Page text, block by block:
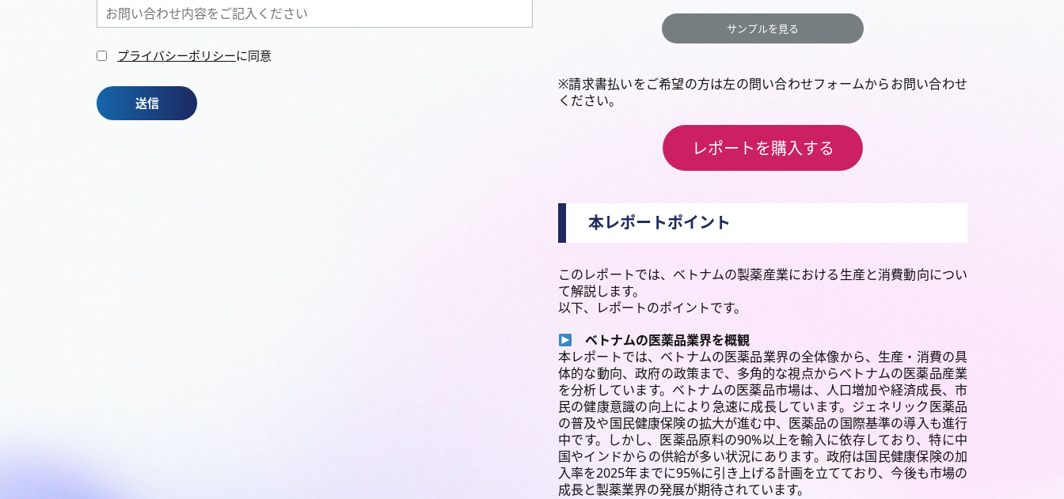
サンプルを見る
※請求書払いをご希望の方は左の問い合わせフォームからお問い合わせ
ください。
レポートを購入する
本レポートポイント
このレポートでは、ベトナムの製薬産業における生産と消費動向につい
て解説します。
以下、レポートのポイントです。
ベトナムの医薬品業界を概観
本レポートでは、ベトナムの医薬品業界の全体像から、生産・消費の具
体的な動向、政府の政策まで、多角的な視点からベトナムの医薬品産業
を分析しています。ベトナムの医薬品市場は、人口増加や経済成長、市
民の健康意識の向上により急速に成長しています。ジェネリック医薬品
の普及や国民健康保険の拡大が進む中、医薬品の国際基準の導入も進行
中です。しかし、医薬品原料の90%以上を輸入に依存しており、特に中
国やインドからの供給が多い状況にあります。政府は国民健康保険の加
入率を2025年までに95%に引き上げる計画を立てており、今後も市場の
成長と製薬業界の発展が期待されています。
プライバシーポリシーに同意